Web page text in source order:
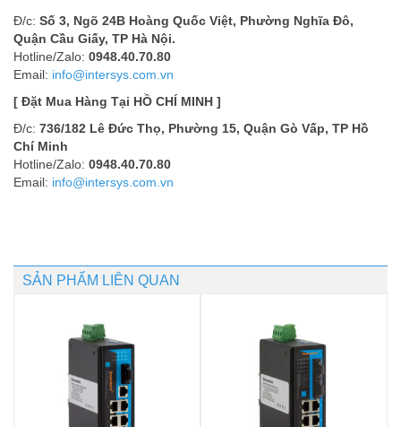
Đ/c: Số 3, Ngõ 24B Hoàng Quốc Việt, Phường Nghĩa Đô,
Quận Cầu Giấy, TP Hà Nội.
Hotline/Zalo: 0948.40.70.80
Email: info@intersys.com.vn
[ Đặt Mua Hàng Tại HỒ CHÍ MINH ]
Đ/c: 736/182 Lê Đức Thọ, Phường 15, Quận Gò Vấp, TP Hồ
Chí Minh
Hotline/Zalo: 0948.40.70.80
Email: info@intersys.com.vn
SẢN PHẨM LIÊN QUAN